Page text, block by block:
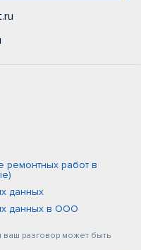
ремонтных работ в
данных
данных в ООО
ваш разговор может быть